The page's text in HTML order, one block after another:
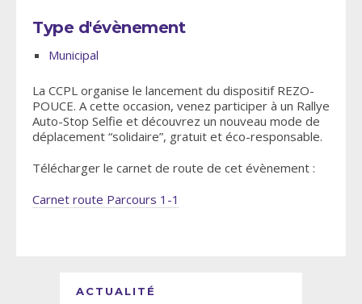
Type d'évènement
Municipal
La CCPL organise le lancement du dispositif REZO-
POUCE. A cette occasion, venez participer à un Rallye
Auto-Stop Selfie et découvrez un nouveau mode de
déplacement “solidaire”, gratuit et éco-responsable.
Télécharger le carnet de route de cet évènement :
Carnet route Parcours 1-1
ACTUALITÉ